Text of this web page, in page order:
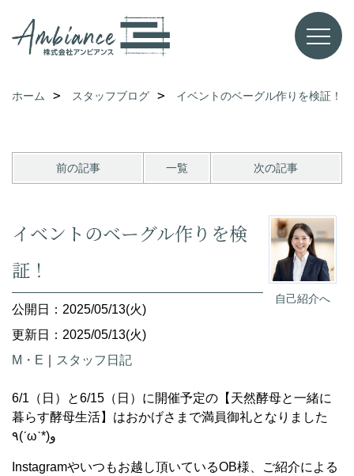
ホーム スタッフブログ イベントのベーグル作りを検証！
前の記事 一覧 次の記事
自己紹介へ
イベントのベーグル作りを検
証！
公開日：2025/05/13(火)
更新日：2025/05/13(火)
M・E
スタッフ日記
6/1（日）と6/15（日）に開催予定の【天然酵母と一緒に
暮らす酵母生活】はおかげさまで満員御礼となりました
٩(ˊωˋ*)و
Instagramやいつもお越し頂いているOB様、ご紹介による